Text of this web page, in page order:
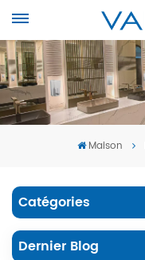
Maison
Catégories
Dernier Blog